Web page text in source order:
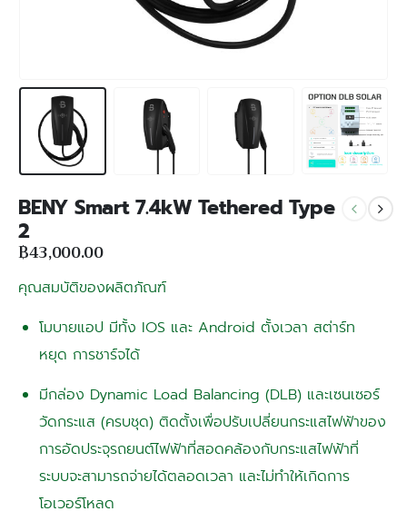
BENY Smart 7.4kW Tethered Type
2
฿43,000.00
คุณสมบัติของผลิตภัณฑ์
โมบายแอป มีทั้ง IOS และ Android ตั้งเวลา สต่าร์ท
หยุด การชาร์จได้
มีกล่อง Dynamic Load Balancing (DLB) และเซนเซอร์
วัดกระแส (ครบชุด) ติดตั้งเพื่อปรับเปลี่ยนกระแสไฟฟ้าของ
การอัดประจุรถยนต์ไฟฟ้าที่สอดคล้องกับกระแสไฟฟ้าที่
ระบบจะสามารถจ่ายได้ตลอดเวลา และไม่ทำให้เกิดการ
โอเวอร์โหลด